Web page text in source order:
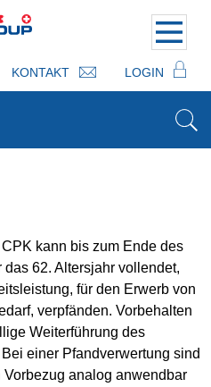
KONTAKT LOGIN
kann bis zum Ende des
62. Altersjahr vollendet,
für den Erwerb von
verpfänden. Vorbehalten
Weiterführung des
einer Pfandverwertung sind
analog anwendbar